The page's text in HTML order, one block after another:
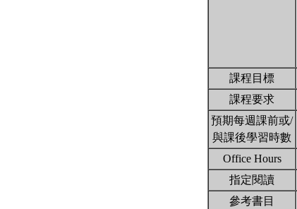
課程目標
課程要求
預期每週課前或/
與課後學習時數
Office Hours
指定閱讀
參考書目